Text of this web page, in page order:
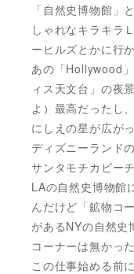
「自然史博物館」
しゃれなキラキラ
ーヒルズとかに行
あの「Hollywood
ィス天文台」の夜
よ）最高だったし
にしえの星が広が
ディズニーランド
サンタモチカビー
LAの自然史博物館
んだけど「鉱物コ
があるNYの自然史
コーナーは無かっ
この仕事始める前